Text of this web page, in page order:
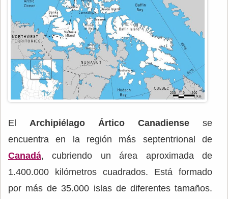
El Archipiélago Ártico Canadiense se
encuentra en la región más septentrional de
Canadá, cubriendo un área aproximada de
1.400.000 kilómetros cuadrados. Está formado
por más de 35.000 islas de diferentes tamaños.